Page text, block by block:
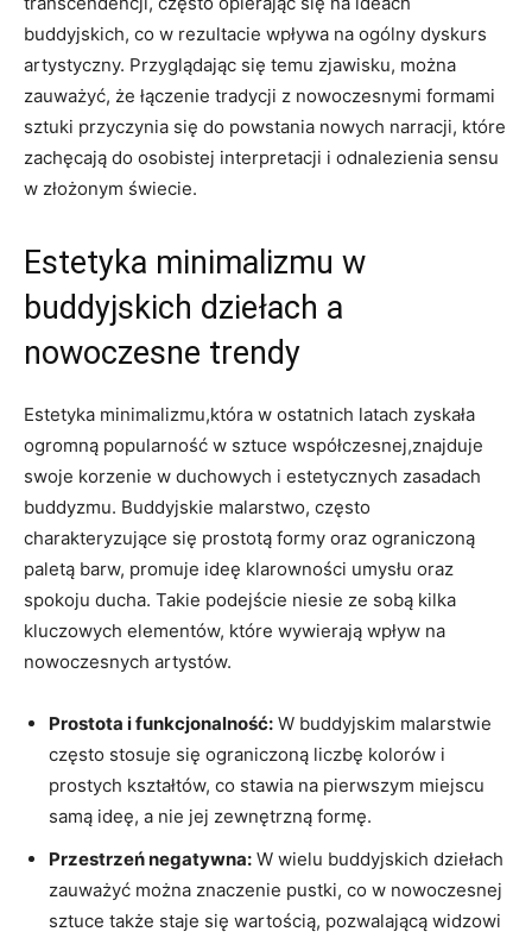
buddyjskich, co w rezultacie wpływa na ogólny dyskurs
artystyczny. Przyglądając się temu zjawisku, można
zauważyć, że łączenie tradycji z nowoczesnymi formami
sztuki przyczynia się do powstania nowych narracji, które
zachęcają do osobistej interpretacji i odnalezienia sensu
w złożonym świecie.
Estetyka minimalizmu w
buddyjskich dziełach a
nowoczesne trendy
Estetyka minimalizmu,która w ostatnich latach zyskała
ogromną popularność w sztuce współczesnej,znajduje
swoje korzenie w duchowych i estetycznych zasadach
buddyzmu. Buddyjskie malarstwo, często
charakteryzujące się prostotą formy oraz ograniczoną
paletą barw, promuje ideę klarowności umysłu oraz
spokoju ducha. Takie podejście niesie ze sobą kilka
kluczowych elementów, które wywierają wpływ na
nowoczesnych artystów.
Prostota i funkcjonalność: W buddyjskim malarstwie
często stosuje się ograniczoną liczbę kolorów i
prostych kształtów, co stawia na pierwszym miejscu
samą ideę, a nie jej zewnętrzną formę.
Przestrzeń negatywna: W wielu buddyjskich dziełach
zauważyć można znaczenie pustki, co w nowoczesnej
sztuce także staje się wartością, pozwalającą widzowi